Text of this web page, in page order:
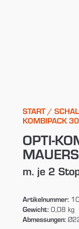
START/
KOMBIPACK
OPTI-
m. je 2
Artikelnummer:
Gewicht:0,08 kg
Abmessungen: